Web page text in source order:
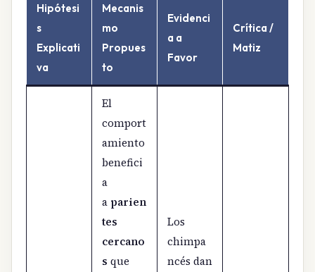
Hipótesi
s
Explicati
va
Mecanis
mo
Propues
to
Evidenci
a a
Favor
Crítica /
Matiz
El
comport
amiento
benefici
a
a parien
tes
cercano
s que
Los
chimpa
ncés dan